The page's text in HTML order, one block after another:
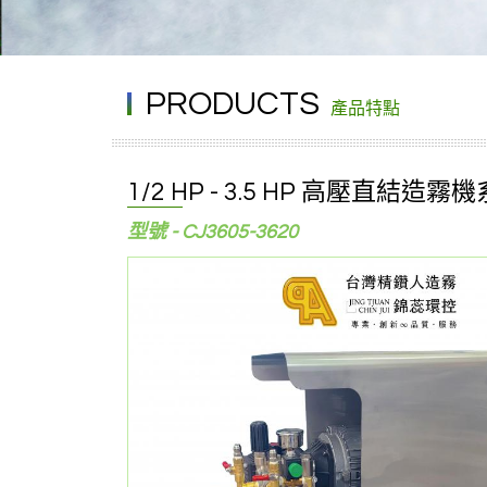
PRODUCTS 產品特點
1/2 HP - 3.5 HP 高壓直結造霧機
型號 - CJ3605-3620